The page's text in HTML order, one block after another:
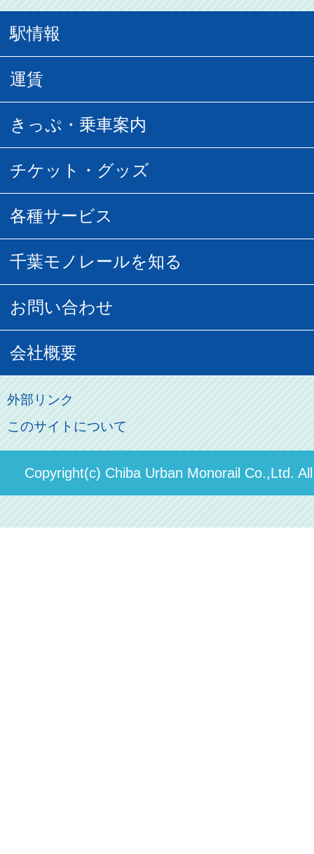
駅情報
駅情報
所要時間
空の散歩道
URBAN FLYER時刻表
運賃
普通運賃
団体乗車
貸切列車
きっぷ・乗車案内
乗車券の種類
フリーきっぷ
記念切符
割引制度
その他のご案内
パスモのご案内
チケット・グッズ
駅窓口販売チケット
葭川となみグッズ
初音ミクグッズ
俺の妹。
各種サービス
モノちゃんトラベル
広告募集
直営駐車場パーク＆ライド
ステーションギャラリー
駅構内出店者様募集
千葉モノレールを知る
営業距離世界最長
モノちゃん
お問い合わせ
お客様の声
よくあるご質問
お問い合わせ先
会社概要
会社概要
社長ごあいさつ
決算概要
輸送人員の推移（PDF）
外部リンク
このサイトについて
Copyright(c) Chiba Urban Monorail Co.,Ltd.